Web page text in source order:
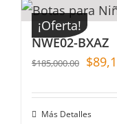
¡Oferta!
NWE02-BXAZ
$185,000.00 $
Más Detalles